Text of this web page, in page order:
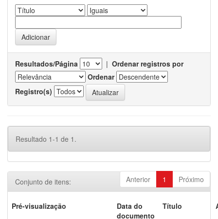
Resultados/Página | Ordenar registros por
Ordenar
Registro(s)
Resultado 1-1 de 1.
Anterior 1 Próximo
Conjunto de itens:
Pré-visualização
Data do
documento
Título